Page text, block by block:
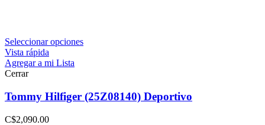
Seleccionar opciones
Vista rápida
Agregar a mi Lista
Cerrar
Tommy Hilfiger (25Z08140) Deportivo
C$2,090.00